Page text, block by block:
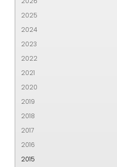
2025
2024
2023
2022
2021
2020
2019
2018
2017
2016
2015